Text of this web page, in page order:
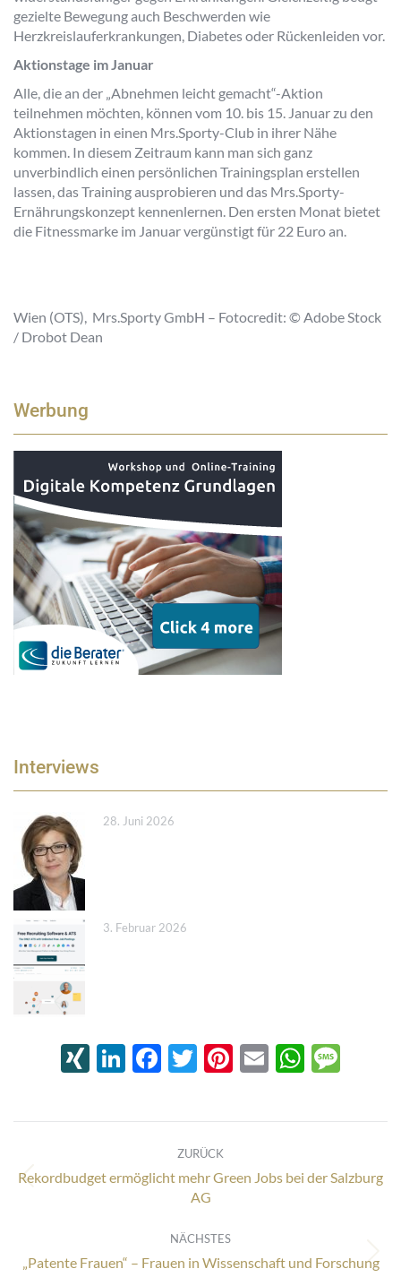
gezielte Bewegung auch Beschwerden wie
Herzkreislauferkrankungen, Diabetes oder Rückenleiden vor.
Aktionstage im Januar
Alle, die an der „Abnehmen leicht gemacht“-Aktion
teilnehmen möchten, können vom 10. bis 15. Januar zu den
Aktionstagen in einen Mrs.Sporty-Club in ihrer Nähe
kommen. In diesem Zeitraum kann man sich ganz
unverbindlich einen persönlichen Trainingsplan erstellen
lassen, das Training ausprobieren und das Mrs.Sporty-
Ernährungskonzept kennenlernen. Den ersten Monat bietet
die Fitnessmarke im Januar vergünstigt für 22 Euro an.
Wien (OTS), Mrs.Sporty GmbH – Fotocredit: © Adobe Stock
/ Drobot Dean
Werbung
Interviews
28. Juni 2026
3. Februar 2026
XINGLinkedIn
Facebook
Twitter
Pinterest
Email
ZURÜCK
Vorheriger
Beitrag:
Rekordbudget ermöglicht mehr Green Jobs bei der Salzburg
AG
NÄCHSTES
Nächster
„Patente Frauen“ – Frauen in Wissenschaft und Forschung